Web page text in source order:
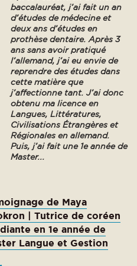
baccalauréat, j’ai fait un an
d’études de médecine et
deux ans d’études en
prothèse dentaire. Après 3
ans sans avoir pratiqué
l’allemand, j’ai eu envie de
reprendre des études dans
cette matière que
j’affectionne tant. J’ai donc
obtenu ma licence en
Langues, Littératures,
Civilisations Étrangères et
Régionales en allemand.
Puis, j’ai fait une 1e année de
Master...
de Maya
| Tutrice de coréen
en 1e année de
Langue et Gestion